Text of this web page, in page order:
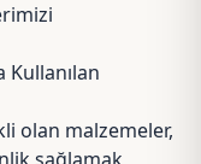
olan malzemeler,